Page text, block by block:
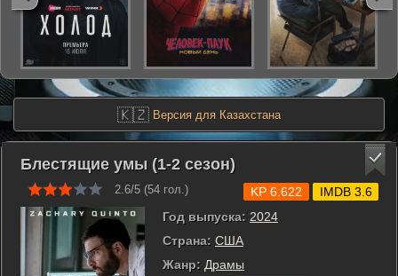
🇰🇿 Версия для Казахстана
Блестящие умы (1-2 сезон)
2.6/5 (54 гол.)
Год выпуска: 2024
Страна: США
Жанр: Драмы
KP 6.622 IMDB 3.6